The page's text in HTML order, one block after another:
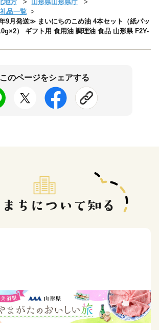
地方
山形県山形県庁
品一覧
9月発送≫ まいにちのこめ油 4本セット（紙パッ
） ギフト用 食用油 調理油 食品 山形県 F2Y-
このページをシェアする